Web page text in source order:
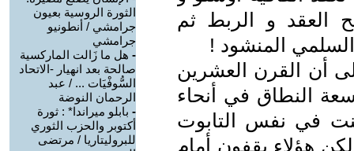
العقد و الربط ثم
المنشود !
أن القرن العشرين
النطاق في أنحاء
في نفس التابوت
هؤلاء يقفون أمام
الثورة الروسية بعيون
جرامشي / أنطونيو
جرامشي
- هل ما زَالت الماركسية
صالحة بعد انهيار -الاتحاد
السُّوفْيَات ... / عبد
الرحمان النوضة
- بابلو ميراندا* : ثورة
أكتوبر والحزب الثوري
للبروليتاريا / مرتضى